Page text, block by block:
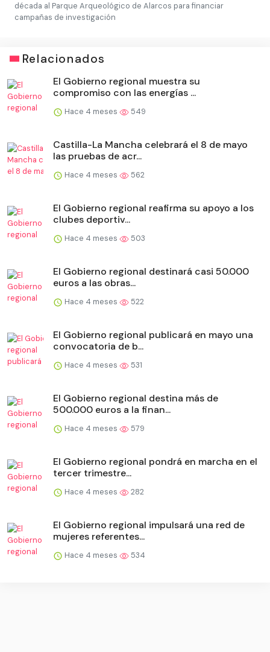
década al Parque Arqueológico de Alarcos para financiar
campañas de investigación
Relacionados
El Gobierno regional muestra su
compromiso con las energías ...
Hace 4 meses 549
Castilla-La Mancha celebrará el 8 de mayo
las pruebas de acr...
Hace 4 meses 562
El Gobierno regional reafirma su apoyo a los
clubes deportiv...
Hace 4 meses 503
El Gobierno regional destinará casi 50.000
euros a las obras...
Hace 4 meses 522
El Gobierno regional publicará en mayo una
convocatoria de b...
Hace 4 meses 531
El Gobierno regional destina más de
500.000 euros a la finan...
Hace 4 meses 579
El Gobierno regional pondrá en marcha en el
tercer trimestre...
Hace 4 meses 282
El Gobierno regional impulsará una red de
mujeres referentes...
Hace 4 meses 534